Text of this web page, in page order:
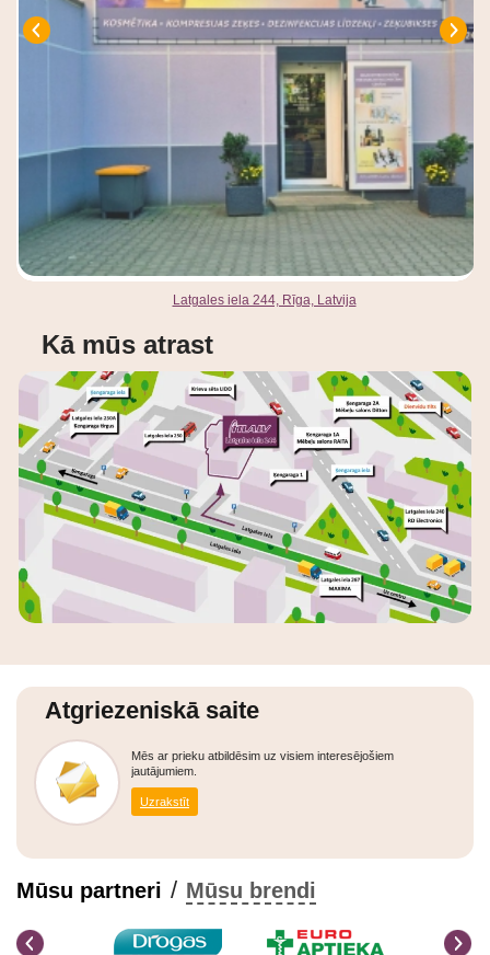
Latgales iela 244, Rīga, Latvija
Kā mūs atrast
Mūsu partneri / Mūsu brendi
Atgriezeniskā saite
Mēs ar prieku atbildēsim uz visiem interesējošiem
jautājumiem.
Uzrakstīt